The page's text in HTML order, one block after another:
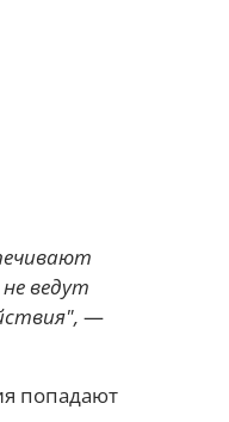
ведут
—
попадают